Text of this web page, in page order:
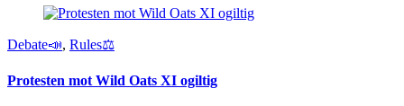
Debate📣, Rules⚖️
Protesten mot Wild Oats XI ogiltig